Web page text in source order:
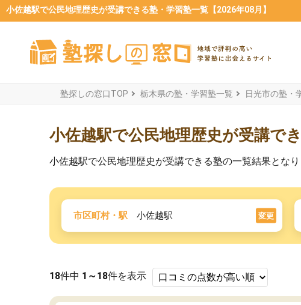
小佐越駅で公民地理歴史が受講できる塾・学習塾一覧【2026年08月】
塾探しの窓口TOP 栃木県の塾・学習塾一覧 日光市の塾・
小佐越駅で公民地理歴史が受講で
小佐越駅で公民地理歴史が受講できる塾の一覧結果とな
市区町村・駅 小佐越駅 変更
18件中 1～18件を表示